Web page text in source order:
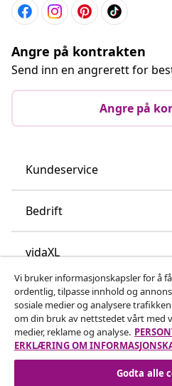
Angre på kontrakten
Send inn en angrerett for
Angre på
Kundeservice
Bedrift
vidaXL
Oppdag mer
Vi bruker informasjonskapsler for å
ordentlig, tilpasse innhold og
sosiale medier og analysere
om din bruk av nettstedet vårt med
medier, reklame og analyse.
ERKLÆRING OM
Godta alle